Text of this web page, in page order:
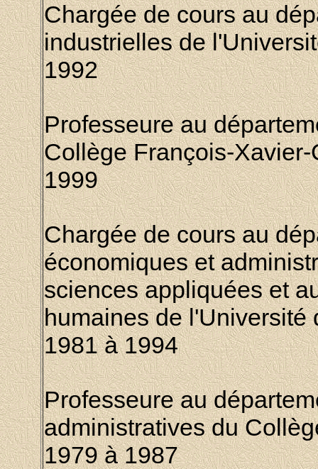
Chargée de cours au
industrielles de l'
1992
Professeure au
Collège François-
1999
Chargée de cours au
économiques et
sciences appliquées et
humaines de l'Université
1981 à 1994
Professeure au
administratives du
1979 à 1987